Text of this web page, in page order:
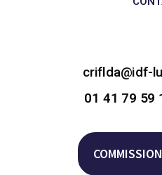
criflda@idf-
01 41 79 59